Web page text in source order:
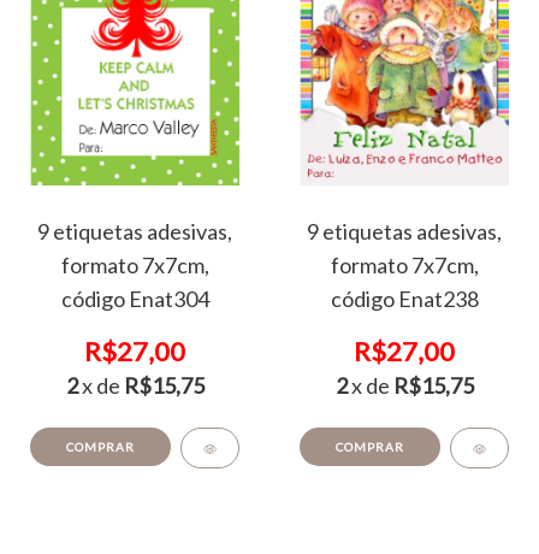
9 etiquetas adesivas,
formato 7x7cm,
código Enat304
R$27,00
2x de R$15,75
COMPRAR
9 etiquetas adesivas,
formato 7x7cm,
código Enat238
R$27,00
2x de R$15,75
COMPRAR